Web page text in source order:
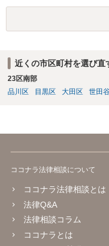
近くの市区町村を選び直
23区南部
品川区
目黒区 大田区 世田
ココナラ法律相談について
ココナラ法律相談とは
法律Q&A
法律相談コラム
ココナラとは